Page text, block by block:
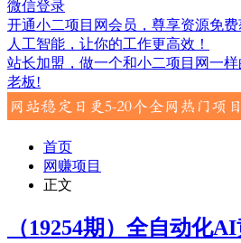
微信登录
开通小二项目网会员，尊享资源免费
人工智能，让你的工作更高效！
站长加盟，做一个和小二项目网一
老板!
首页
网赚项目
正文
（19254期）全自动化